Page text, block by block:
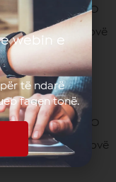
rrjetit IPKO
në Kosovë
Biznesit
rrjetit IPKO
në Kosovë
webin e
të ndarë
faqen tonë.